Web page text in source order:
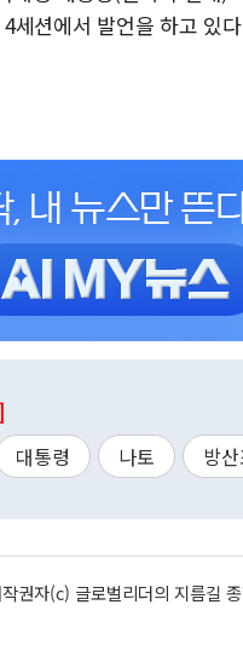
세션에서 발언을 하고
대통령 나토 방
권자(c) 글로벌리더의 지름길